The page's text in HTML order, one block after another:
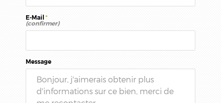
E-Mail *
(confirmer)
Message